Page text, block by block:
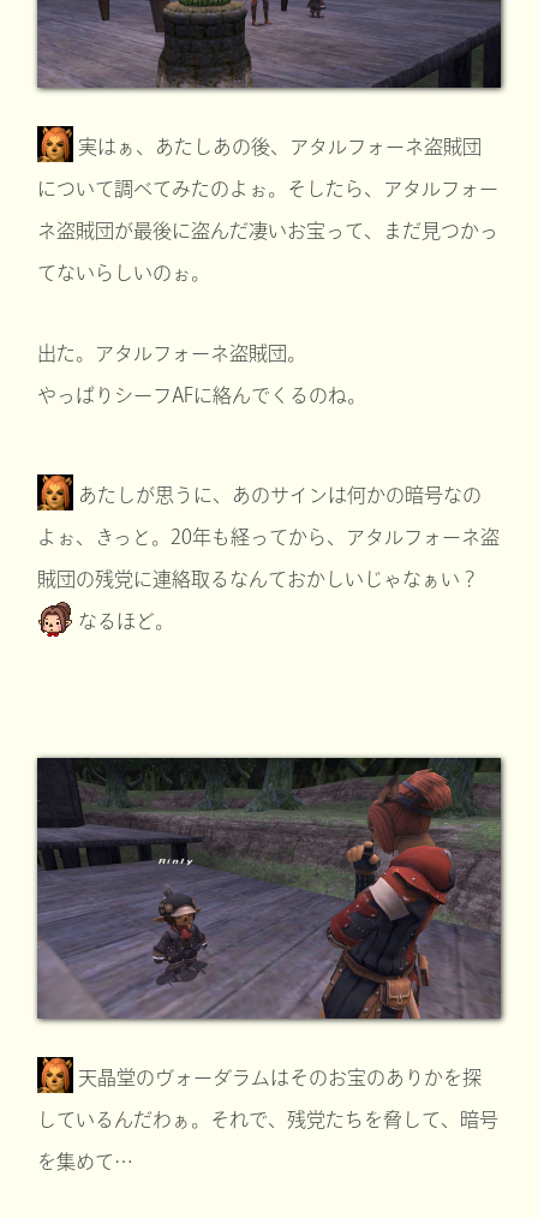
実はぁ、あたしあの後、アタルフォーネ盗賊団
について調べてみたのよぉ。そしたら、アタルフォー
ネ盗賊団が最後に盗んだ凄いお宝って、まだ見つかっ
てないらしいのぉ。
出た。アタルフォーネ盗賊団。
やっぱりシーフAFに絡んでくるのね。
あたしが思うに、あのサインは何かの暗号なの
よぉ、きっと。20年も経ってから、アタルフォーネ盗
賊団の残党に連絡取るなんておかしいじゃなぁい？
なるほど。
天晶堂のヴォーダラムはそのお宝のありかを探
しているんだわぁ。それで、残党たちを脅して、暗号
を集めて…